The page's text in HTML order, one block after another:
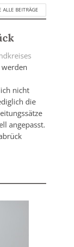
ALLE BEITRÄGE
werden
nicht
die
angepasst.